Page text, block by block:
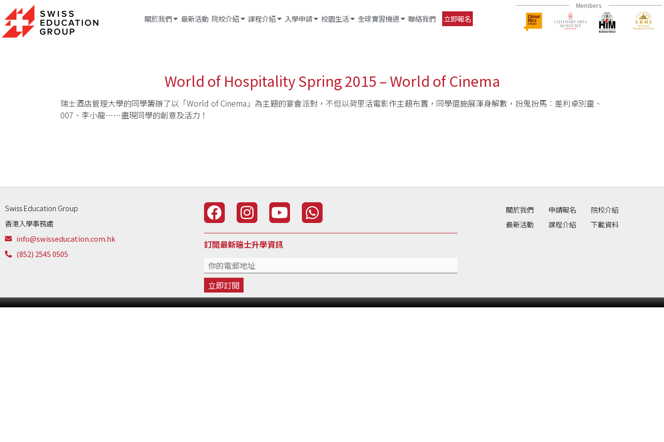
關於我們 最新活動 院校介紹 課程介紹 入學申請 校園生活 全球實習機遇 聯絡我們 立即報名
Members
World of Hospitality Spring 2015 – World of Cinema
瑞士酒店管理大學的同學籌辦了以「World of Cinema」為主題的宴會派對，不但以荷里活電影作主題布置，同學還施展渾身解數， ­扮鬼扮馬︰差利卓別靈、
007、李小龍……盡現同學的創意及活力！
Swiss Education Group
香港入學事務處
info@swisseducation.com.hk
(852) 2545 0505
訂閲最新瑞士升學資訊
關於我們 申請報名
院校介紹
最新活動
課程介紹 下載資料